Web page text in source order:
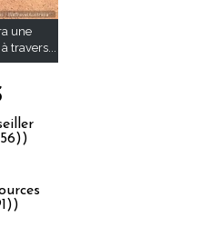
une
travers...